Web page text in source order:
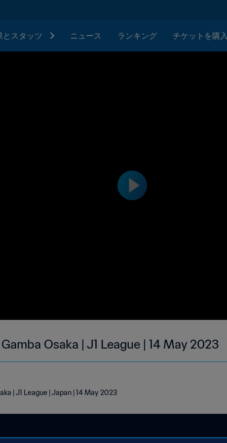
とスタッツ ニュース ランキング チケットを購入
Osaka | J1 League | 14 May 2023
| J1 League | Japan | 14 May 2023